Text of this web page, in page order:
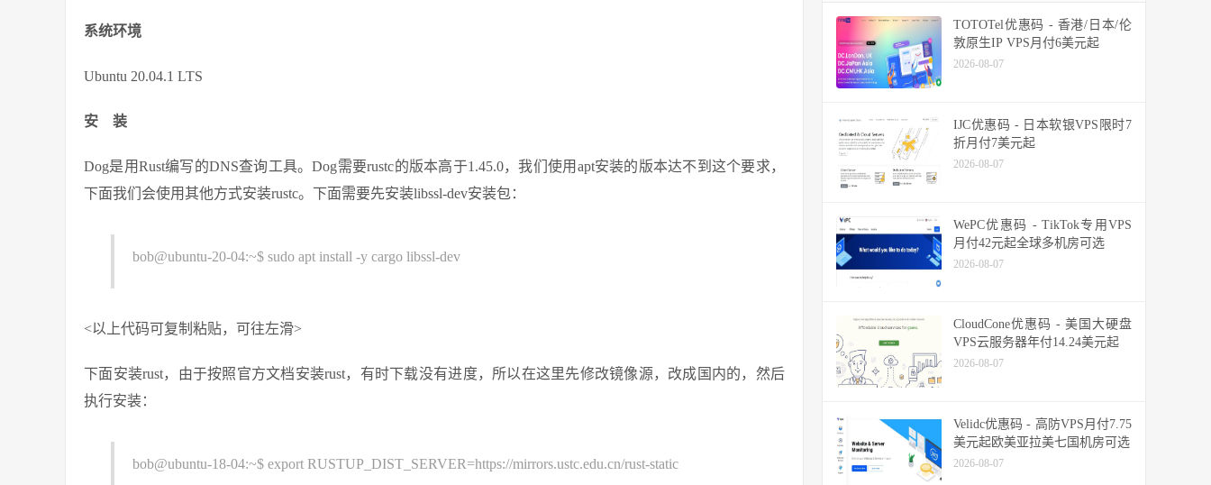
系统环境
Ubuntu 20.04.1 LTS
安 装
Dog是用Rust编写的DNS查询工具。Dog需要rustc的版本高于1.45.0，我们使用apt安装的版本达不到这个要求，
下面我们会使用其他方式安装rustc。下面需要先安装libssl-dev安装包：
bob@ubuntu-20-04:~$ sudo apt install -y cargo libssl-dev
<以上代码可复制粘贴，可往左滑>
下面安装rust，由于按照官方文档安装rust，有时下载没有进度，所以在这里先修改镜像源，改成国内的，然后
执行安装：
bob@ubuntu-18-04:~$ export RUSTUP_DIST_SERVER=https://mirrors.ustc.edu.cn/rust-static
TOTOTel优惠码 - 香港/日本/伦
敦原生IP VPS月付6美元起
2026-08-07
IJC优惠码 - 日本软银VPS限时7
折月付7美元起
2026-08-07
WePC优惠码 - TikTok专用VPS
月付42元起全球多机房可选
2026-08-07
CloudCone优惠码 - 美国大硬盘
VPS云服务器年付14.24美元起
2026-08-07
Velidc优惠码 - 高防VPS月付7.75
美元起欧美亚拉美七国机房可选
2026-08-07